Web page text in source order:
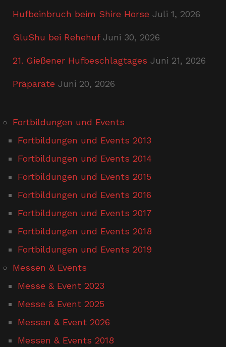
Hufbeinbruch beim Shire Horse Juli 1, 2026
GluShu bei Rehehuf Juni 30, 2026
21. Gießener Hufbeschlagtages Juni 21, 2026
Präparate Juni 20, 2026
Fortbildungen und Events
Fortbildungen und Events 2013
Fortbildungen und Events 2014
Fortbildungen und Events 2015
Fortbildungen und Events 2016
Fortbildungen und Events 2017
Fortbildungen und Events 2018
Fortbildungen und Events 2019
Messen & Events
Messe & Event 2023
Messe & Event 2025
Messen & Event 2026
Messen & Events 2018